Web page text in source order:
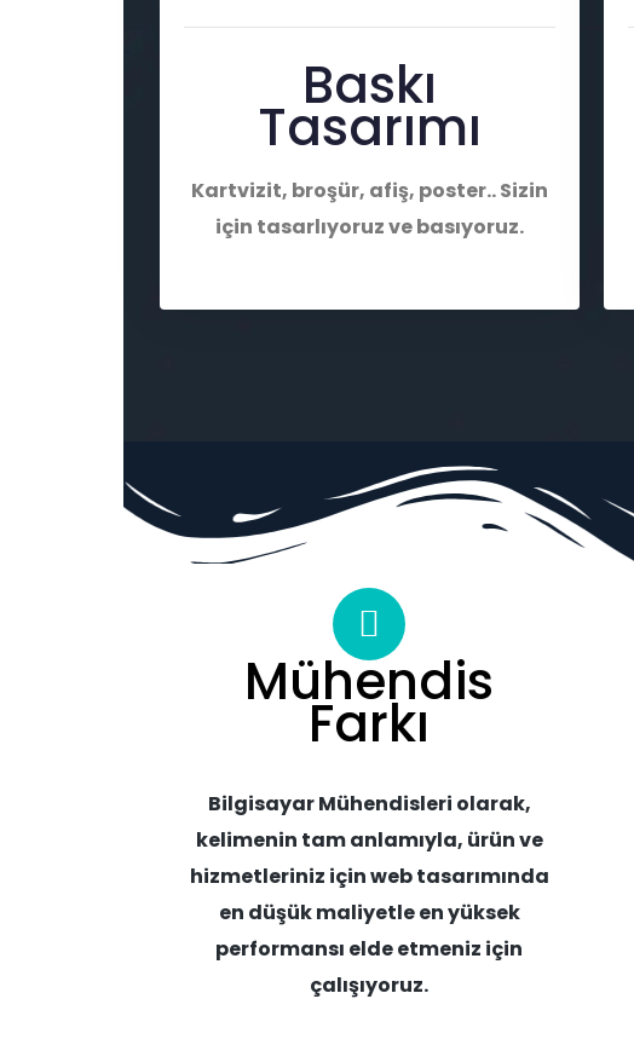
Baskı
Tasarımı
Kartvizit, broşür, afiş, poster.. Sizin
için tasarlıyoruz ve basıyoruz.
Mühendis
Farkı
Bilgisayar Mühendisleri olarak,
kelimenin tam anlamıyla, ürün ve
hizmetleriniz için web tasarımında
en düşük maliyetle en yüksek
performansı elde etmeniz için
çalışıyoruz.